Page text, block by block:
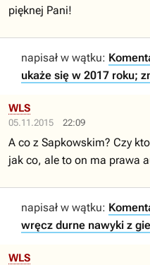
pięknej Pani!
napisał w wątku:
ukaże się w 2017 roku;
05.11.2015 22:09
WLS
A co z Sapkowskim? Czy
jak co, ale to on ma prawa
napisał w wątku:
wręcz durne nawyki z
WLS